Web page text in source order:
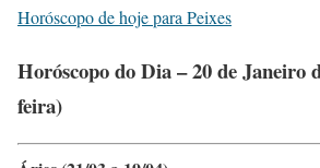
Horóscopo de hoje para Peixes
Horóscopo do Dia – 20 de Janeiro
feira)